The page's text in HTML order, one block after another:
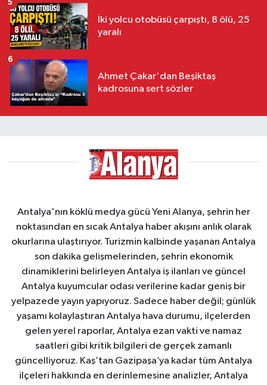
İki yolcu otobüsü çarpıştı, 8 ölü, 25
yaralı
5
Ahmet Çakar'dan Beşiktaş
kadrosuna sert sözler
6
Antalya'nın köklü medya gücü Yeni Alanya, şehrin her
noktasından en sıcak Antalya haber akışını anlık olarak
okurlarına ulaştırıyor. Turizmin kalbinde yaşanan Antalya
son dakika gelişmelerinden, şehrin ekonomik
dinamiklerini belirleyen Antalya iş ilanları ve güncel
Antalya kuyumcular odası verilerine kadar geniş bir
yelpazede yayın yapıyoruz. Sadece haber değil; günlük
yaşamı kolaylaştıran Antalya hava durumu, ilçelerden
gelen yerel raporlar, Antalya ezan vakti ve namaz
saatleri gibi kritik bilgileri de gerçek zamanlı
güncelliyoruz. Kaş’tan Gazipaşa’ya kadar tüm Antalya
ilçeleri hakkında en derinlemesine analizler, Antalya